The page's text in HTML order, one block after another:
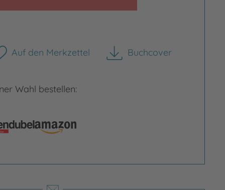
Auf den Merkzettel Buchcover
herunterladen
Wahl bestellen: